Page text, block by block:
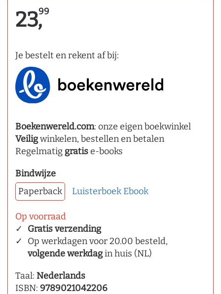
23,99
Je bestelt en rekent af bij:
Boekenwereld.com: onze eigen boekwinkel
Veiligwinkelen, bestellen en betalen
Regelmatig gratise-books
Bindwijze
Paperback
Luisterboek Ebook
Op voorraad
Gratis verzending
Op werkdagen voor 20.00 besteld,
volgende werkdagin huis (NL)
Taal: Nederlands
ISBN: 9789021042206